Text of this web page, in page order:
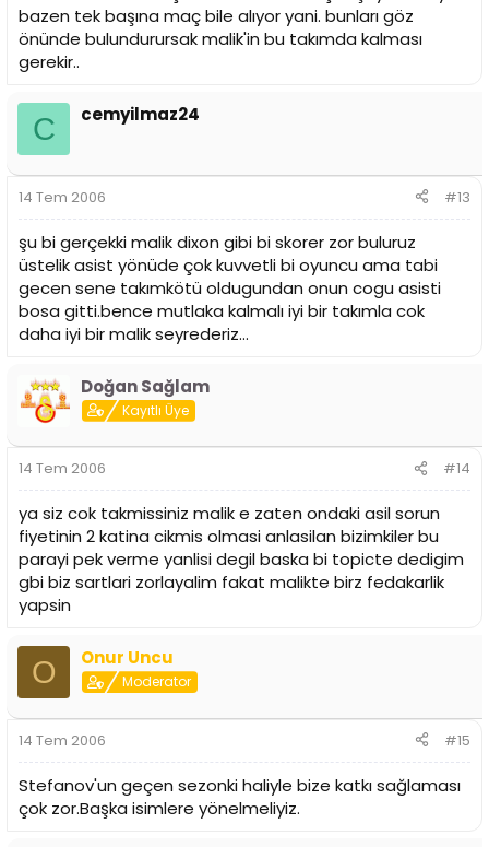
bazen tek başına maç bile alıyor yani. bunları göz
önünde bulundurursak malik'in bu takımda kalması
gerekir..
C cemyilmaz24
14 Tem 2006 #13
şu bi gerçekki malik dixon gibi bi skorer zor buluruz
üstelik asist yönüde çok kuvvetli bi oyuncu ama tabi
gecen sene takımkötü oldugundan onun cogu asisti
bosa gitti.bence mutlaka kalmalı iyi bir takımla cok
daha iyi bir malik seyrederiz...
Doğan Sağlam
Kayıtlı Üye
14 Tem 2006 #14
ya siz cok takmissiniz malik e zaten ondaki asil sorun
fiyetinin 2 katina cikmis olmasi anlasilan bizimkiler bu
parayi pek verme yanlisi degil baska bi topicte dedigim
gbi biz sartlari zorlayalim fakat malikte birz fedakarlik
yapsin
O Onur Uncu
Moderator
14 Tem 2006 #15
Stefanov'un geçen sezonki haliyle bize katkı sağlaması
çok zor.Başka isimlere yönelmeliyiz.